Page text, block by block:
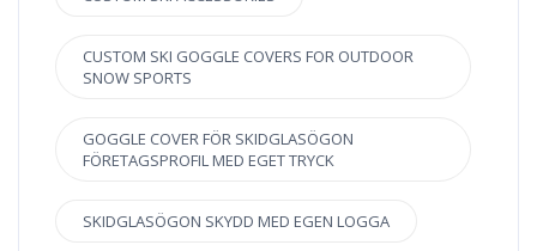
CUSTOM SKI GOGGLE COVERS FOR OUTDOOR
SNOW SPORTS
GOGGLE COVER FÖR SKIDGLASÖGON
FÖRETAGSPROFIL MED EGET TRYCK
SKIDGLASÖGON SKYDD MED EGEN LOGGA